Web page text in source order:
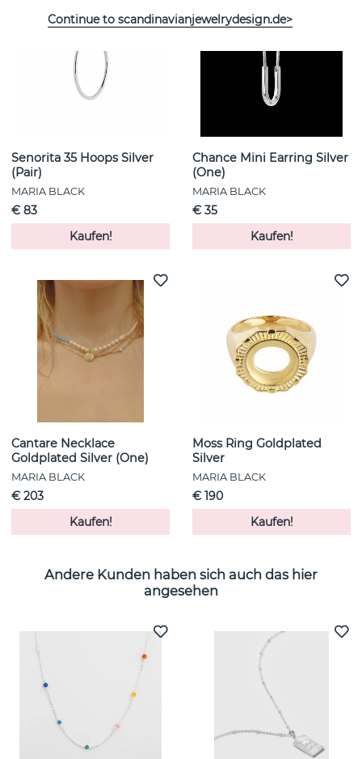
Senorita 35 Hoops Silver
(Pair)
MARIA BLACK
€ 83
Kaufen!
Chance Mini Earring Silver
(One)
MARIA BLACK
€ 35
Kaufen!
Cantare Necklace
Goldplated Silver (One)
MARIA BLACK
€ 203
Kaufen!
Moss Ring Goldplated
Silver
MARIA BLACK
€ 190
Kaufen!
Andere Kunden haben sich auch das hier
angesehen
Continue to scandinavianjewelrydesign.de>